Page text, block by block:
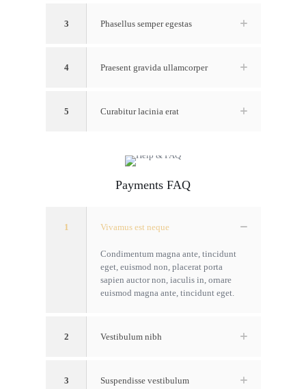
3 Phasellus semper egestas
4 Praesent gravida ullamcorper
5 Curabitur lacinia erat
Payments FAQ
1 Vivamus est neque
Condimentum magna ante, tincidunt
eget, euismod non, placerat porta
sapien auctor non, iaculis in, ornare
euismod magna ante, tincidunt eget.
2 Vestibulum nibh
3 Suspendisse vestibulum